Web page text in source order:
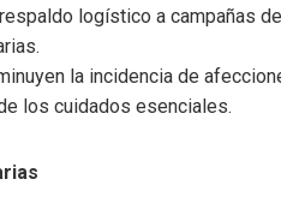
logístico a campañas
la incidencia de
los cuidados esenciales.